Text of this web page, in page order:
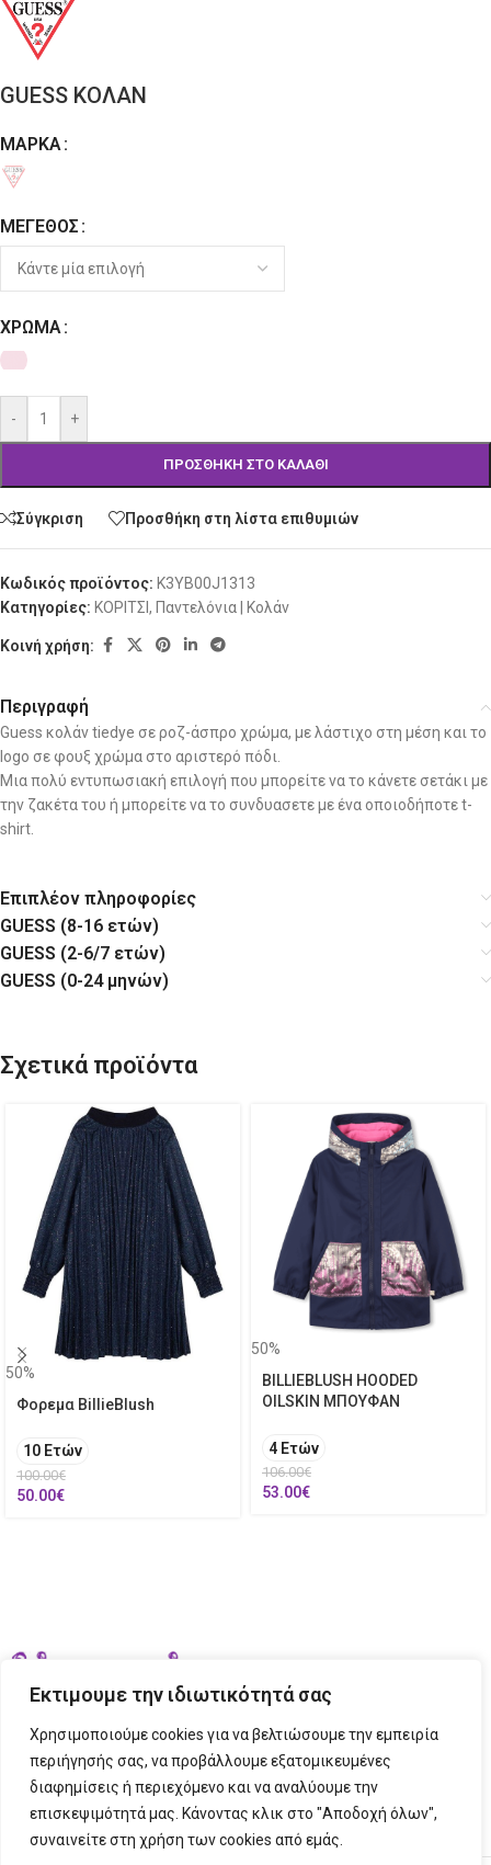
Εκτιμουμε την ιδιωτικότητά σας
Χρησιμοποιούμε cookies για να βελτιώσουμε την εμπειρία
περιήγησής σας, να προβάλλουμε εξατομικευμένες
διαφημίσεις ή περιεχόμενο και να αναλύουμε την
επισκεψιμότητά μας. Κάνοντας κλικ στο "Αποδοχή όλων",
συναινείτε στη χρήση των cookies από εμάς.
GUESS ΚΟΛΑΝ
ΜΆΡΚΑ
ΜΈΓΕΘΟΣ
ΧΡΏΜΑ
- +
ΠΡΟΣΘΉΚΗ ΣΤΟ ΚΑΛΆΘΙ
Alternative:
Σύγκριση Προσθήκη στη λίστα επιθυμιών
Κωδικός προϊόντος: K3YB00J1313
Κατηγορίες: ΚΟΡΙΤΣΙ , Παντελόνια | Κολάν
Κοινή χρήση:
Περιγραφή
Guess κολάν tiedye σε ροζ-άσπρο χρώμα, με λάστιχο στη μέση και το
logo σε φουξ χρώμα στο αριστερό πόδι.
Mια πολύ εντυπωσιακή επιλογή που μπορείτε να το κάνετε σετάκι με
την ζακέτα του ή μπορείτε να το συνδυασετε με ένα οποιοδήποτε t-
shirt.
Επιπλέον πληροφορίες
GUESS (8-16 ετών)
GUESS (2-6/7 ετών)
GUESS (0-24 μηνών)
Σχετικά προϊόντα
50%
Φορεμα BillieBlush
10 Ετών
100.00€
50.00€
50%
BILLIEBLUSH HOODED
OILSKIN ΜΠΟΥΦΑΝ
4 Ετών
106.00€
53.00€
ΣΤΟΙΧΕΙΑ ΕΠΙΚΟΙΝΩΝΙΑΣ
ΠΛΗΡΟΦΟΡΙΕΣ